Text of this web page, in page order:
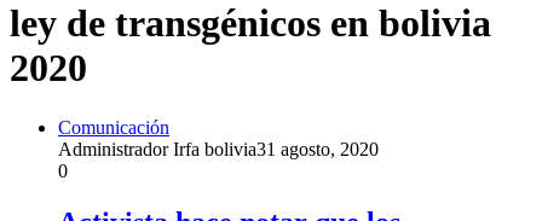
ley de transgénicos en bolivia
2020
Comunicación
Administrador Irfa bolivia31 agosto, 2020
0